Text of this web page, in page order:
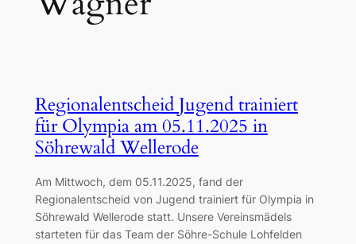
Regionalentscheid Jugend trainiert
für Olympia am 05.11.2025 in
Söhrewald Wellerode
Am Mittwoch, dem 05.11.2025, fand der
Regionalentscheid von Jugend trainiert für Olympia in
Söhrewald Wellerode statt. Unsere Vereinsmädels
starteten für das Team der Söhre-Schule Lohfelden